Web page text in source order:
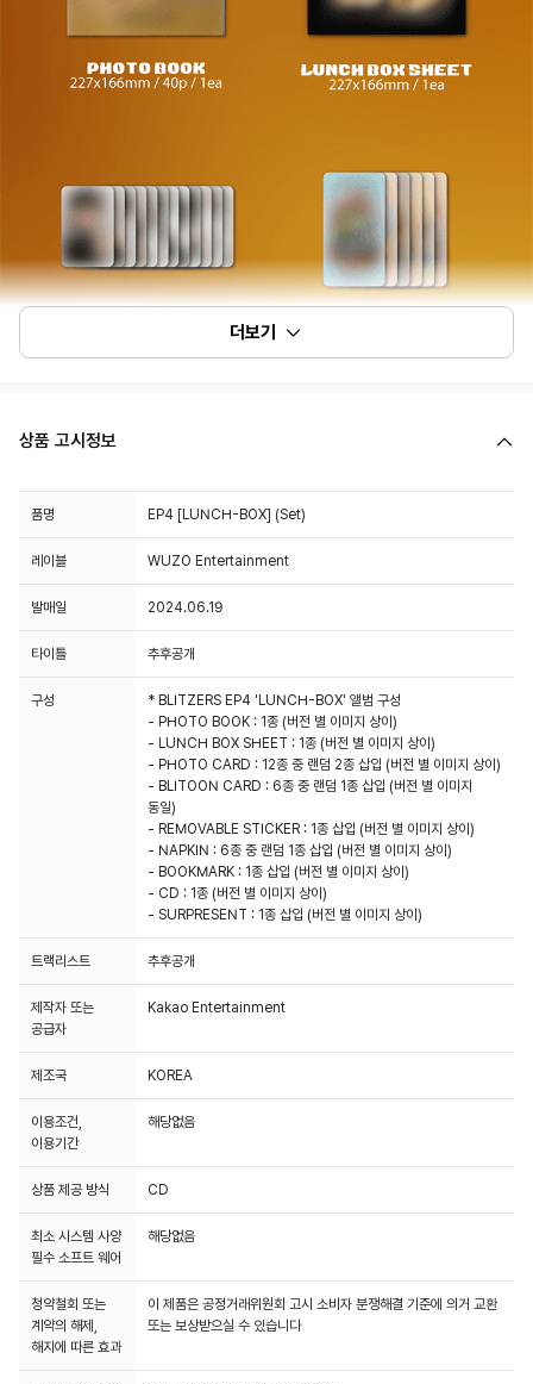
더보기
상품 고시정보
품명 EP4 [LUNCH-BOX] (Set)
레이블 WUZO Entertainment
발매일 2024.06.19
타이틀 추후공개
구성
* BLITZERS EP4 'LUNCH-BOX' 앨범 구성
- PHOTO BOOK : 1종 (버전 별 이미지 상이)
- LUNCH BOX SHEET : 1종 (버전 별 이미지 상이)
- PHOTO CARD : 12종 중 랜덤 2종 삽입 (버전 별 이미지 상이)
- BLITOON CARD : 6종 중 랜덤 1종 삽입 (버전 별 이미지
동일)
- REMOVABLE STICKER : 1종 삽입 (버전 별 이미지 상이)
- NAPKIN : 6종 중 랜덤 1종 삽입 (버전 별 이미지 상이)
- BOOKMARK : 1종 삽입 (버전 별 이미지 상이)
- CD : 1종 (버전 별 이미지 상이)
- SURPRESENT : 1종 삽입 (버전 별 이미지 상이)
트랙리스트 추후공개
제작자 또는
공급자
Kakao Entertainment
제조국 KOREA
이용조건,
이용기간
해당없음
상품 제공 방식 CD
최소 시스템 사양
필수 소프트 웨어
해당없음
청약철회 또는
계약의 해제,
해지에 따른 효과
이 제품은 공정거래위원회 고시 소비자 분쟁해결 기준에 의거 교환
또는 보상받으실 수 있습니다